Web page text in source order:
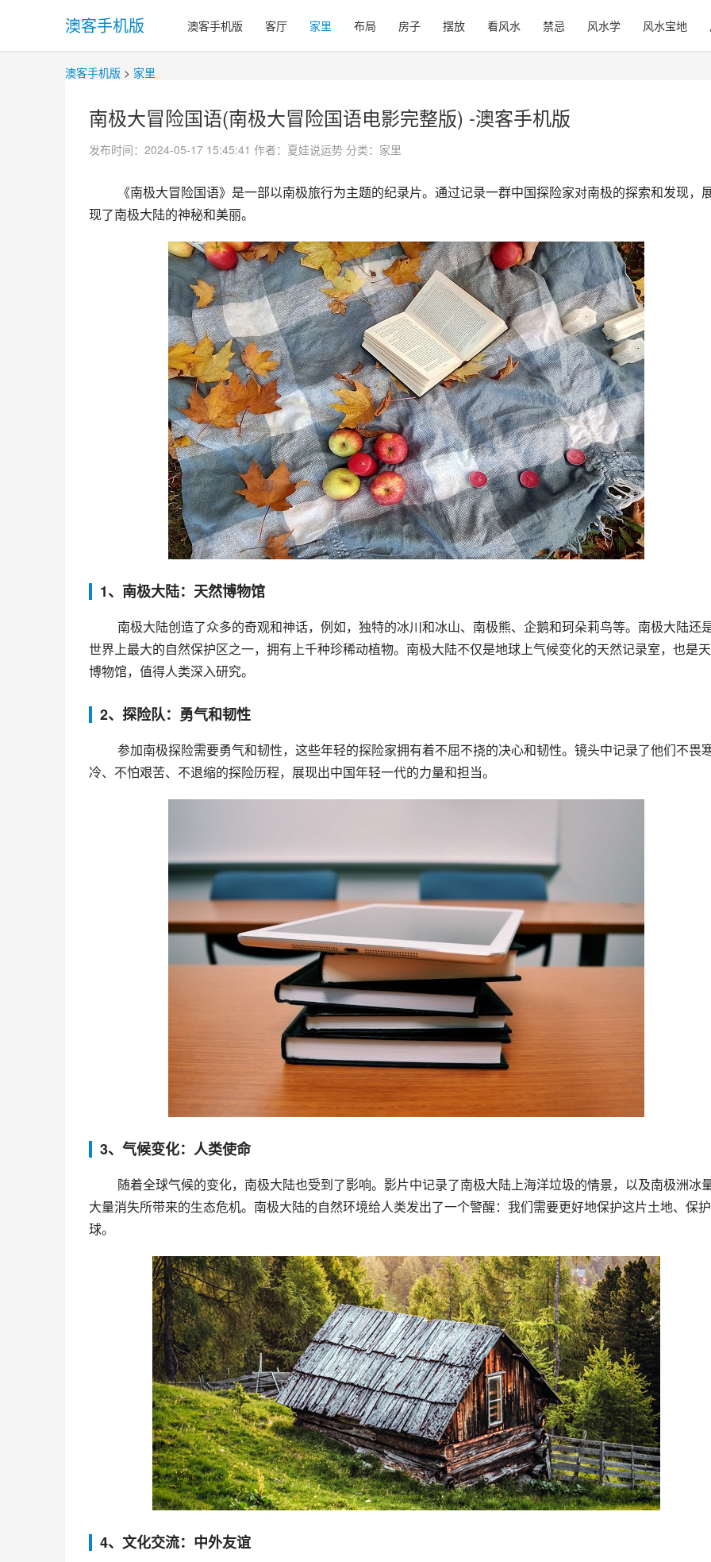
澳客手机版 澳客手机版 客厅 家里 布局 房子 摆放 看风水 禁忌 风水学 风水宝地
澳客手机版 > 家里
南极大冒险国语(南极大冒险国语电影完整版) -澳客手机版
发布时间：2024-05-17 15:45:41 作者：夏娃说运势 分类： 家里
现了南极大陆的神秘和美丽。
1、南极大陆：天然博物馆
世界上最大的自然保护区之一，拥有上千种珍稀动植物。南极大陆不仅是地球上气候变化的天然记录室，也是
博物馆，值得人类深入研究。
2、探险队：勇气和韧性
冷、不怕艰苦、不退缩的探险历程，展现出中国年轻一代的力量和担当。
3、气候变化：人类使命
大量消失所带来的生态危机。南极大陆的自然环境给人类发出了一个警醒：我们需要更好地保护这片土地、保
球。
4、文化交流：中外友谊